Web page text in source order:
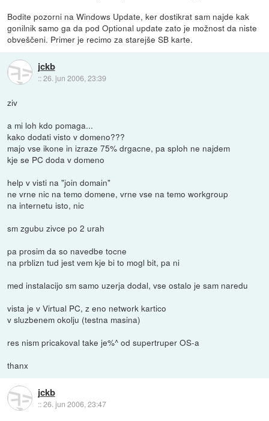
Bodite pozorni na Windows Update, ker dostikrat sam najde kak
gonilnik samo ga da pod Optional update zato je možnost da niste
obveščeni. Primer je recimo za starejše SB karte.
jckb
::26. jun 2006, 23:39
ziv
a mi loh kdo pomaga...
kako dodati visto v domeno???
majo vse ikone in izraze 75% drgacne, pa sploh ne najdem
kje se PC doda v domeno
help v visti na "join domain"
ne vrne nic na temo domene, vrne vse na temo workgroup
na internetu isto, nic
sm zgubu zivce po 2 urah
pa prosim da so navedbe tocne
na prblizn tud jest vem kje bi to mogl bit, pa ni
med instalacijo sm samo uzerja dodal, vse ostalo je sam naredu
vista je v Virtual PC, z eno network kartico
v sluzbenem okolju (testna masina)
res nism pricakoval take je%^ od supertruper OS-a
thanx
jckb
::26. jun 2006, 23:47